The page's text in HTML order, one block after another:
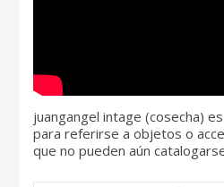
juangangel intage (cosecha)
para referirse a objetos o
que no pueden aún